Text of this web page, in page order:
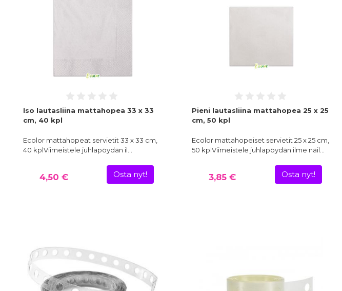
Iso lautasliina mattahopea 33 x 33
cm, 40 kpl
Ecolor mattahopeat servietit 33 x 33 cm,
40 kplViimeistele juhlapöydän il…
4,50 € Osta nyt!
Pieni lautasliina mattahopea 25 x 25
cm, 50 kpl
Ecolor mattahopeiset servietit 25 x 25 cm,
50 kplViimeistele juhlapöydän ilme näil…
3,85 € Osta nyt!